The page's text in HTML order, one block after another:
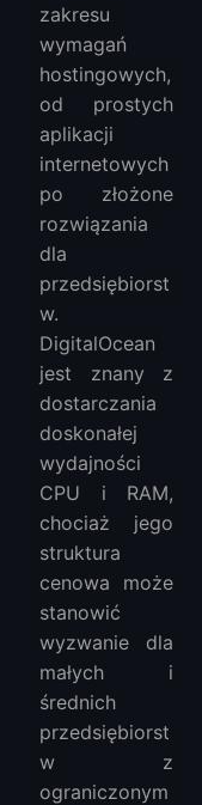
zakresu
wymagań
hostingowych,
od prostych
aplikacji
internetowych
po złożone
rozwiązania
dla
przedsiębiorst
w.
DigitalOcean
jest znany z
dostarczania
doskonałej
wydajności
CPU i RAM,
chociaż jego
struktura
cenowa może
stanowić
wyzwanie dla
małych i
średnich
przedsiębiorst
w z
ograniczonym